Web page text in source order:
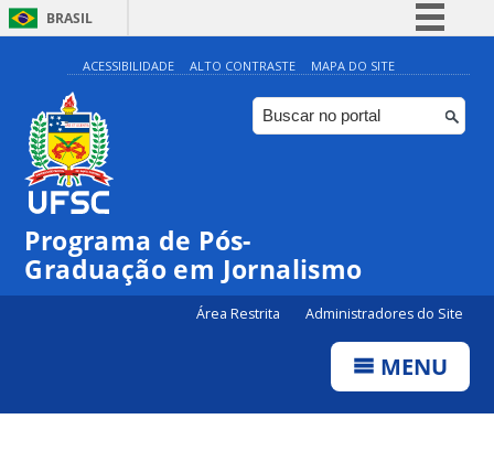
BRASIL
Simplifique!
Comunica BR
Participe
ACESSIBILIDADE ALTO CONTRASTE MAPA DO SITE
Programa de Pós-
Graduação em Jornalismo
Área Restrita Administradores do Site
MENU